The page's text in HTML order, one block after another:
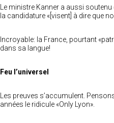
Le ministre Kanner a aussi
la candidature «[visent] à dire que
Incroyable: la France, pourtant
dans sa langue!
Feu l’universel
Les preuves s’accumulent.
années le ridicule «Only Lyon».